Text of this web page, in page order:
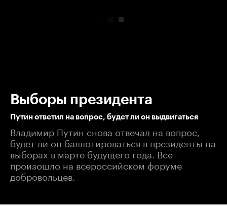
Выборы президента
Путин ответил на вопрос, будет ли он выдвигаться
Владимир Путин снова отвечал на вопрос,
будет ли он баллотироваться в президенты на
выборах в марте будущего года. Все
произошло на всероссийском форуме
добровольцев.